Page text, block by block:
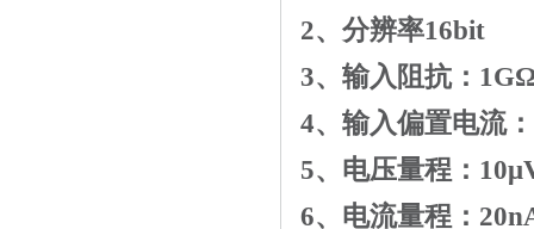
2、分辨率16bit
3、输入阻抗： 1G
4、输入偏置电流：
5、电压量程： 10μ
6、电流量程：